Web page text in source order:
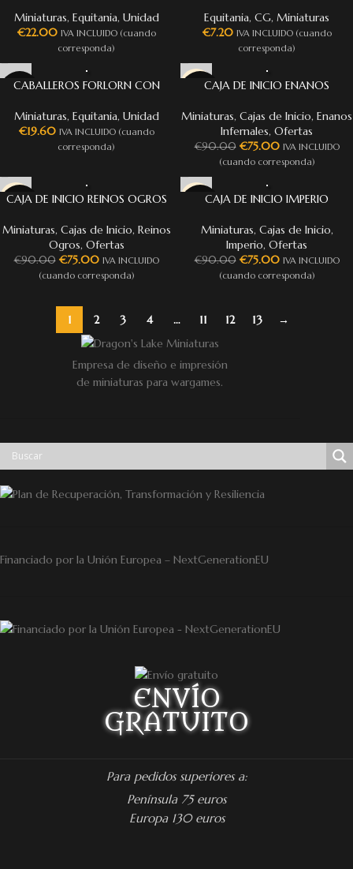
Miniaturas, Equitania, Unidad
€22.00 IVA INCLUIDO (cuando
corresponda)
Equitania, CG, Miniaturas
€7.20 IVA INCLUIDO (cuando
corresponda)
CABALLEROS FORLORN CON
Miniaturas, Equitania, Unidad
€19.60 IVA INCLUIDO (cuando
corresponda)
-17%CAJA DE INICIO ENANOS
Miniaturas, Cajas de Inicio, Enanos
Infernales, Ofertas
€90.00 €75.00 IVA INCLUIDO
(cuando corresponda)
-17%
CAJA DE INICIO REINOS OGROS
Miniaturas, Cajas de Inicio, Reinos
Ogros, Ofertas
€90.00 €75.00 IVA INCLUIDO
(cuando corresponda)
CAJA DE INICIO IMPERIO
Miniaturas, Cajas de Inicio,
Imperio, Ofertas
€90.00 €75.00 IVA INCLUIDO
(cuando corresponda)
1 2 3 4 … 11 12 13 →
Empresa de diseño e impresión
de miniaturas para wargames.
Financiado por la Unión Europea – NextGenerationEU
ENVÍO
GRATUITO
Para pedidos superiores a:
Península 75 euros
Europa 130 euros